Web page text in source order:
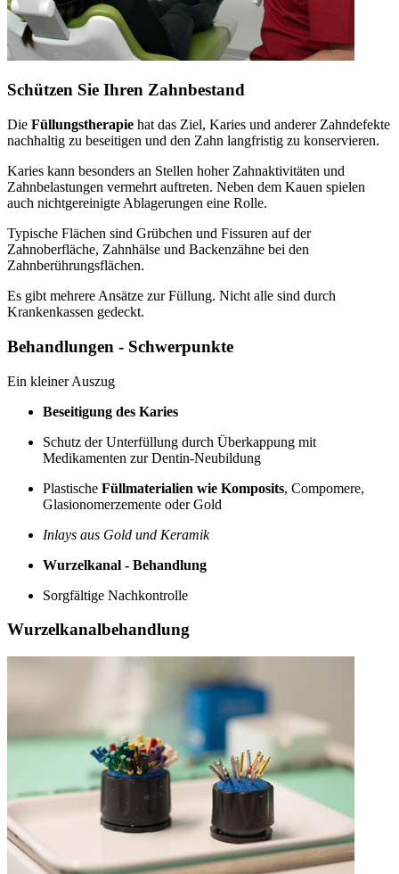
Schützen Sie Ihren Zahnbestand
Die Füllungstherapie hat das Ziel, Karies und anderer Zahndefekte
nachhaltig zu beseitigen und den Zahn langfristig zu konservieren.
Karies kann besonders an Stellen hoher Zahnaktivitäten und
Zahnbelastungen vermehrt auftreten. Neben dem Kauen spielen
auch nichtgereinigte Ablagerungen eine Rolle.
Typische Flächen sind Grübchen und Fissuren auf der
Zahnoberfläche, Zahnhälse und Backenzähne bei den
Zahnberührungsflächen.
Es gibt mehrere Ansätze zur Füllung. Nicht alle sind durch
Krankenkassen gedeckt.
Behandlungen - Schwerpunkte
Ein kleiner Auszug
Beseitigung des Karies
Schutz der Unterfüllung durch Überkappung mit
Medikamenten zur Dentin-Neubildung
Plastische Füllmaterialien wie Komposits, Compomere,
Glasionomerzemente oder Gold
Inlays aus Gold und Keramik
Wurzelkanal - Behandlung
Sorgfältige Nachkontrolle
Wurzelkanalbehandlung